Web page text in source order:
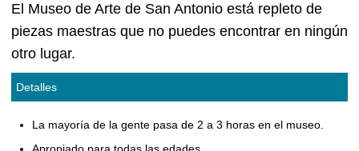
El Museo de Arte de San Antonio está repleto de
piezas maestras que no puedes encontrar en ningún
otro lugar.
Detalles
La mayoría de la gente pasa de 2 a 3 horas en el museo.